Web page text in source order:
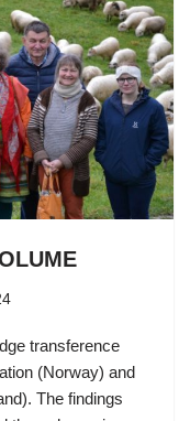
transference
(Norway) and
The findings